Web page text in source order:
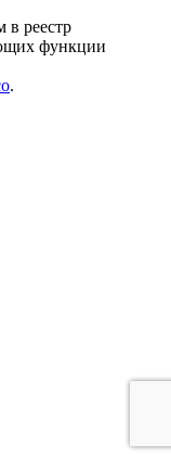
реестр
функции
.